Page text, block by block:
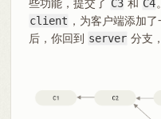
些功能，提交了 C3 和 C4
client ，为客户端添加
后，你回到 server 分支